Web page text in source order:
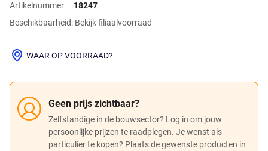
Artikelnummer
18247
Beschikbaarheid: Bekijk filiaalvoorraad
Geen prijs zichtbaar?
Zelfstandige in de bouwsector? Log in om jouw
persoonlijke prijzen te raadplegen. Je wenst als
particulier te kopen? Plaats de gewenste producten in
WAAR OP VOORRAAD?